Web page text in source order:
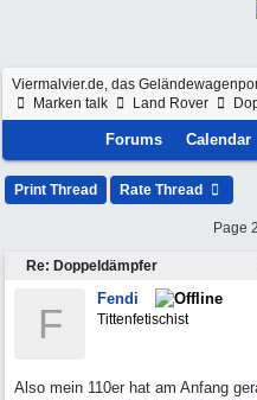
Viermalvier.de, das
Marken talk
Land Rover
Forums Calendar
Print Thread Rate Thread
Page
Re: Doppeldämpfer
F
Fendi
Tittenfetischist
Also mein 110er hat am Anfang